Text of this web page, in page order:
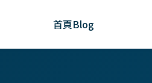
首頁Blog